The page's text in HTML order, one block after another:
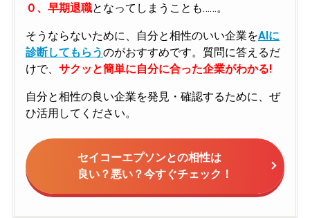
０、早期退職となってしまうことも……。
そうならないために、自分と相性のいい企業をAIに
診断してもらうのがおすすめです。質問に答えるだ
けで、 サクッと簡単に自分に合った企業がわかる!
自分と相性の良い企業を発見・確認するために、ぜ
ひ活用してください。
セイコーエプソンとの相性は
良い？悪い？今すぐチェック！